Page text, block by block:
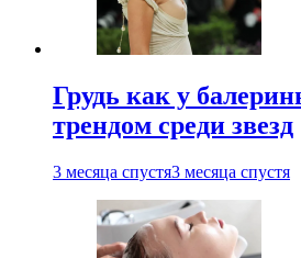
Грудь как у
трендом среди звезд
3 месяца спустя3 месяца спустя